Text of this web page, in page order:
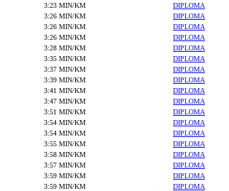
3:23 MIN/KM
DIPLOMA
3:26 MIN/KM
DIPLOMA
3:26 MIN/KM
DIPLOMA
3:26 MIN/KM
DIPLOMA
3:28 MIN/KM
DIPLOMA
3:35 MIN/KM
DIPLOMA
3:37 MIN/KM
DIPLOMA
3:39 MIN/KM
DIPLOMA
3:41 MIN/KM
DIPLOMA
3:47 MIN/KM
DIPLOMA
3:51 MIN/KM
DIPLOMA
3:54 MIN/KM
DIPLOMA
3:54 MIN/KM
DIPLOMA
3:55 MIN/KM
DIPLOMA
3:58 MIN/KM
DIPLOMA
3:57 MIN/KM
DIPLOMA
3:59 MIN/KM
DIPLOMA
3:59 MIN/KM
DIPLOMA